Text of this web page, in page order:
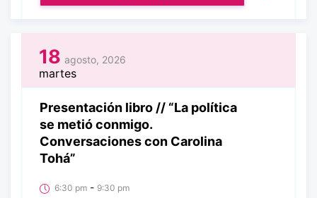
18 agosto, 2026
martes
Presentación libro // “La política
se metió conmigo.
Conversaciones con Carolina
Tohá”
6:30 pm - 9:30 pm